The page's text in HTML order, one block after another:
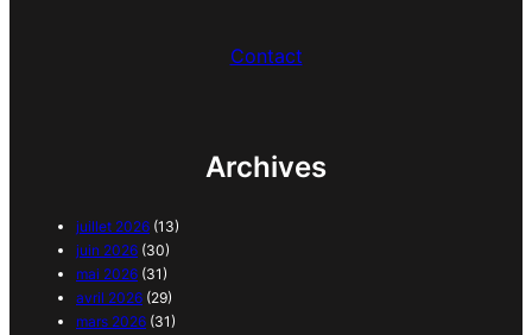
Contact
Archives
juillet 2026 (13)
juin 2026 (30)
mai 2026 (31)
avril 2026 (29)
mars 2026 (31)